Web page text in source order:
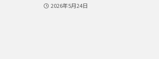
2026年5月24日